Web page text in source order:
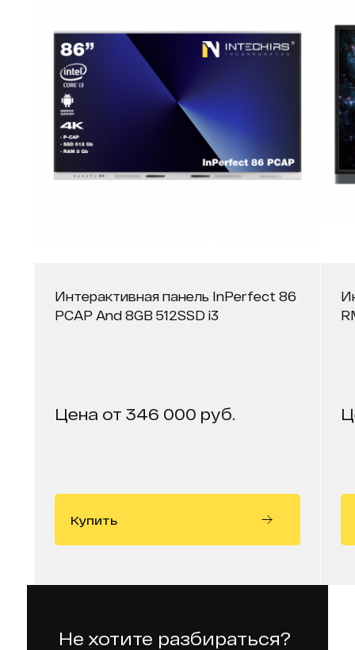
Интерактивная панель InPerfect 86
PCAP And 8GB 512SSD i3
Цена от 346 000 руб.
Купить
Не хотите разбираться?